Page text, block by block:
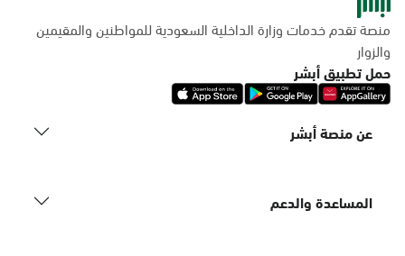
منصة تقدم خدمات وزارة الداخلية السعودية للمواطنين والمقيمين
والزوار
حمل تطبيق أبشر
عن منصة أبشر
المساعدة والدعم